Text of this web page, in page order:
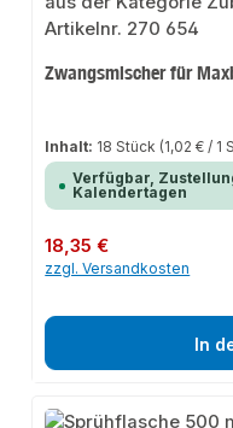
Zwangsmischer für
Inhalt: 18 Stück (1,02 € / 1
Verfügbar,
Kalendertagen
Regulärer Preis:
18,35 €
zzgl. Versandkosten
In